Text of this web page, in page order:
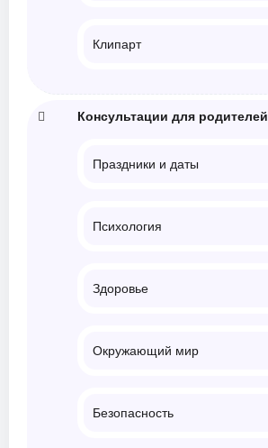
Клипарт
Консультации для родителей
Праздники и даты
Психология
Здоровье
Окружающий мир
Безопасность